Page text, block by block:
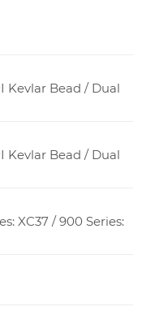
Kevlar Bead / Dual
Kevlar Bead / Dual
XC37 / 900 Series: